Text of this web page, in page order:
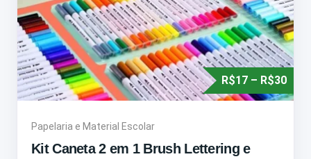
R$17 – R$30
Papelaria e Material Escolar
Kit Caneta 2 em 1 Brush Lettering e